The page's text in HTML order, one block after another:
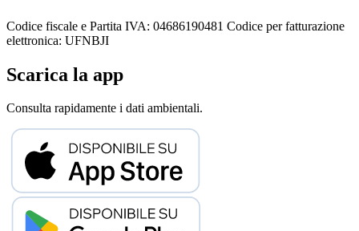
Codice fiscale e Partita IVA: 04686190481 Codice per fatturazione
elettronica: UFNBJI
Scarica la app
Consulta rapidamente i dati ambientali.